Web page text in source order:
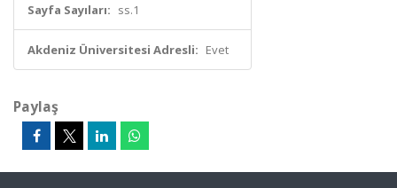
Sayfa Sayıları: ss.1
Akdeniz Üniversitesi Adresli: Evet
Paylaş